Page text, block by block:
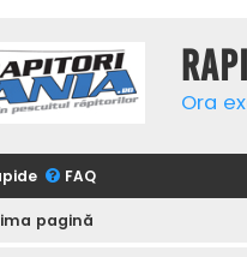
Ora
FAQ
pagină